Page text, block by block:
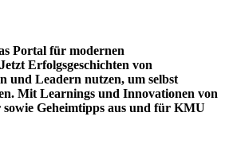
Portal für modernen
Erfolgsgeschichten von
und Leadern nutzen, um selbst
Mit Learnings und Innovationen von
Geheimtipps aus und für KMU